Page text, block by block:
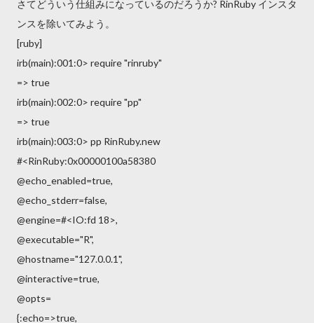
さてどういう仕組みになっているのだろうか? RinRuby インスタ
ンスを除いてみよう。
[ruby]
irb(main):001:0> require "rinruby"
=> true
irb(main):002:0> require "pp"
=> true
irb(main):003:0> pp RinRuby.new
#<RinRuby:0x00000100a58380
@echo_enabled=true,
@echo_stderr=false,
@engine=#<IO:fd 18>,
@executable="R",
@hostname="127.0.0.1",
@interactive=true,
@opts=
{:echo=>true,